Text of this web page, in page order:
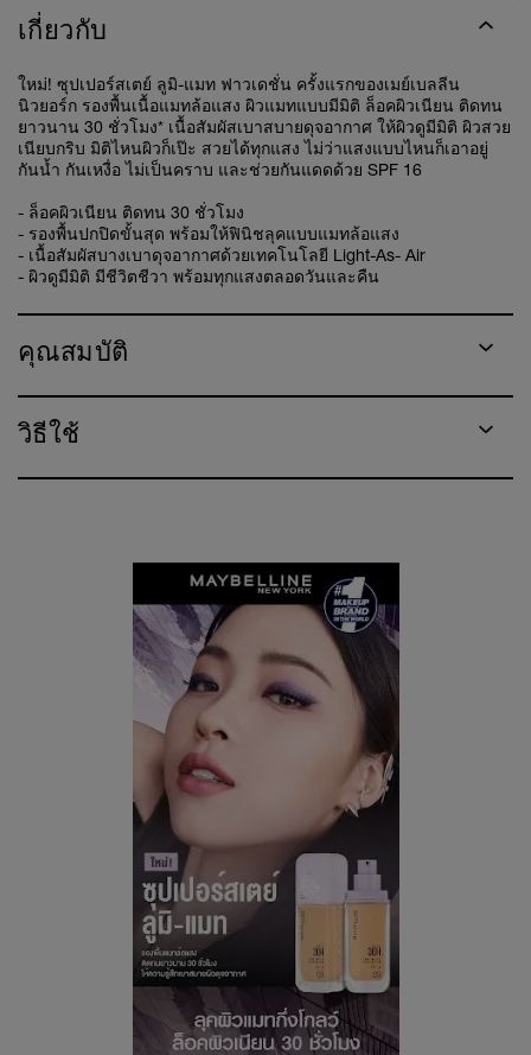
เกี่ยวกับ
ใหม่! ซุปเปอร์สเตย์ ลูมิ-แมท ฟาวเดชั่น ครั้งแรกของเมย์เบลลีน
นิวยอร์ก รองพื้นเนื้อแมทล้อแสง ผิวแมทแบบมีมิติ ล็อคผิวเนียน ติดทน
ยาวนาน 30 ชั่วโมง* เนื้อสัมผัสเบาสบายดุจอากาศ ให้ผิวดูมีมิติ ผิวสวย
เนียบกริบ มิติไหนผิวก็เป๊ะ สวยได้ทุกแสง ไม่ว่าแสงแบบไหนก็เอาอยู่
กันน้ำ กันเหงื่อ ไม่เป็นคราบ และช่วยกันแดดด้วย SPF 16
- ล็อคผิวเนียน ติดทน 30 ชั่วโมง
- รองพื้นปกปิดขั้นสุด พร้อมให้ฟินิชลุคแบบแมทล้อแสง
- เนื้อสัมผัสบางเบาดุจอากาศด้วยเทคโนโลยี Light-As- Air
- ผิวดูมีมิติ มีชีวิตชีวา พร้อมทุกแสงตลอดวันและคืน
คุณสมบัติ
วิธีใช้